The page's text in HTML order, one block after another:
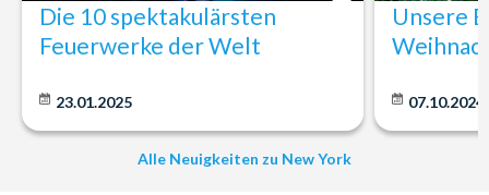
Die 10 spektakulärsten
Feuerwerke der Welt
23.01.2025
Unsere
07.10.2024
Alle Neuigkeiten zu New York